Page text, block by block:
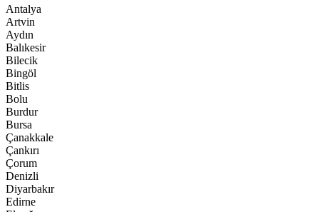
Antalya
Artvin
Aydın
Balıkesir
Bilecik
Bingöl
Bitlis
Bolu
Burdur
Bursa
Çanakkale
Çankırı
Çorum
Denizli
Diyarbakır
Edirne